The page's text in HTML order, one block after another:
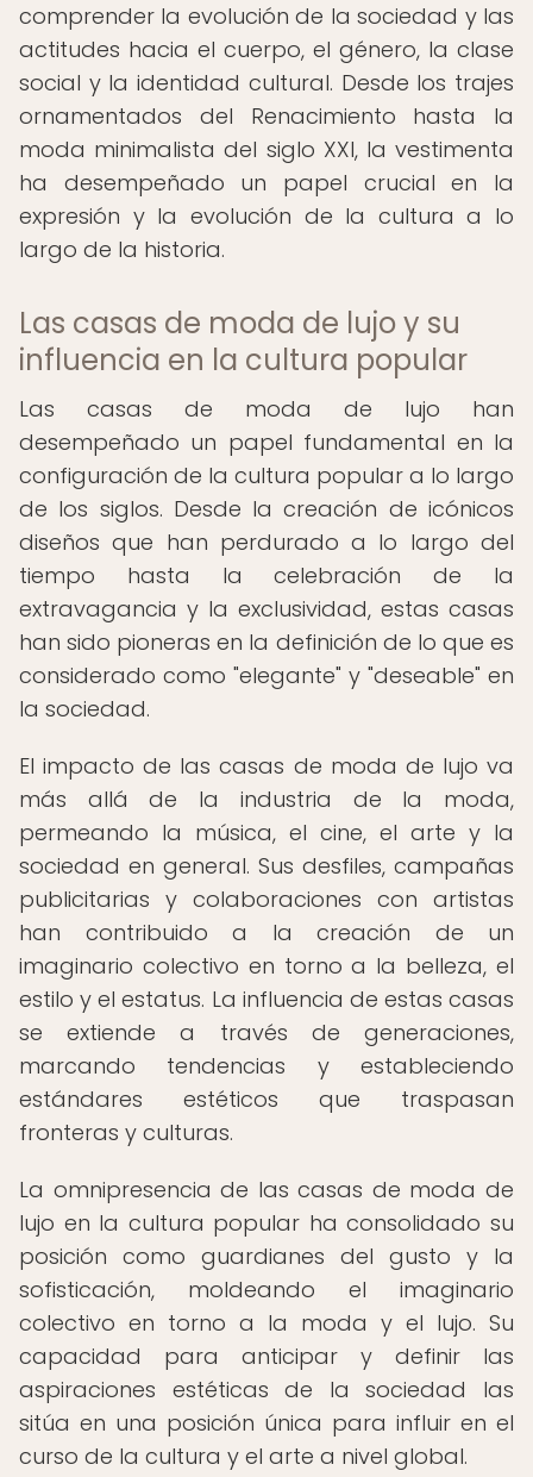
comprender la evolución de la sociedad y las
actitudes hacia el cuerpo, el género, la clase
social y la identidad cultural. Desde los trajes
ornamentados del Renacimiento hasta la
moda minimalista del siglo XXI, la vestimenta
ha desempeñado un papel crucial en la
expresión y la evolución de la cultura a lo
largo de la historia.
Las casas de moda de lujo y su
influencia en la cultura popular
Las casas de moda de lujo han
desempeñado un papel fundamental en la
configuración de la cultura popular a lo largo
de los siglos. Desde la creación de icónicos
diseños que han perdurado a lo largo del
tiempo hasta la celebración de la
extravagancia y la exclusividad, estas casas
han sido pioneras en la definición de lo que es
considerado como "elegante" y "deseable" en
la sociedad.
El impacto de las casas de moda de lujo va
más allá de la industria de la moda,
permeando la música, el cine, el arte y la
sociedad en general. Sus desfiles, campañas
publicitarias y colaboraciones con artistas
han contribuido a la creación de un
imaginario colectivo en torno a la belleza, el
estilo y el estatus. La influencia de estas casas
se extiende a través de generaciones,
marcando tendencias y estableciendo
estándares estéticos que traspasan
fronteras y culturas.
La omnipresencia de las casas de moda de
lujo en la cultura popular ha consolidado su
posición como guardianes del gusto y la
sofisticación, moldeando el imaginario
colectivo en torno a la moda y el lujo. Su
capacidad para anticipar y definir las
aspiraciones estéticas de la sociedad las
sitúa en una posición única para influir en el
curso de la cultura y el arte a nivel global.